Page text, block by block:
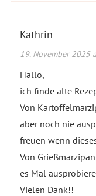
Kathrin
19. November 2025
Hallo,
ich finde alte
Von
aber noch nie
freuen wenn
Von
es Mal
Vielen Dank!!